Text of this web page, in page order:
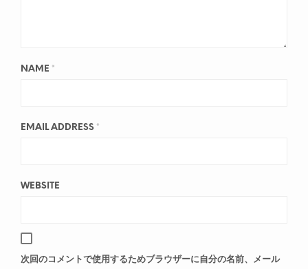
NAME *
EMAIL ADDRESS *
WEBSITE
次回のコメントで使用するためブラウザーに自分の名前、メール